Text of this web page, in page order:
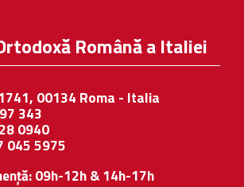
Română a Italiei
00134 Roma - Italia
343
0940
045 5975
09h-12h & 14h-17h